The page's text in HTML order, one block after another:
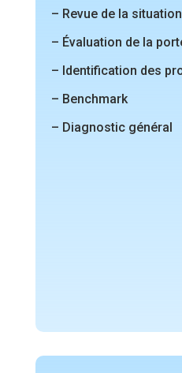
– Revue de la
– Évaluation de la
– Identification des
– Benchmark
– Diagnostic général